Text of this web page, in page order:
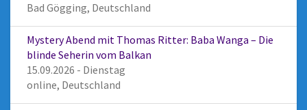
Bad Gögging, Deutschland
Mystery Abend mit Thomas Ritter: Baba Wanga – Die
blinde Seherin vom Balkan
15.09.2026 - Dienstag
online, Deutschland